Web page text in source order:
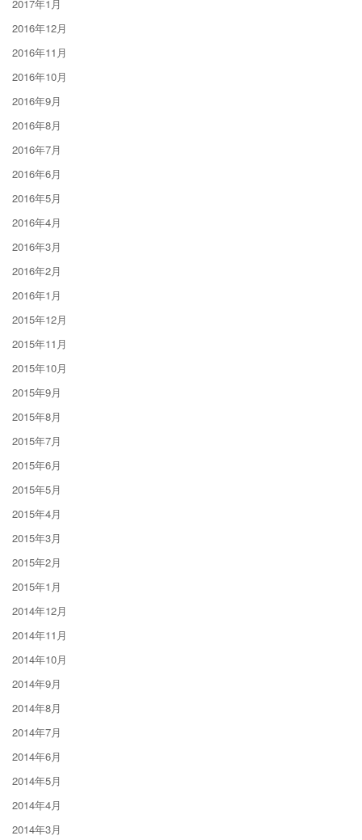
2017年1月
2016年12月
2016年11月
2016年10月
2016年9月
2016年8月
2016年7月
2016年6月
2016年5月
2016年4月
2016年3月
2016年2月
2016年1月
2015年12月
2015年11月
2015年10月
2015年9月
2015年8月
2015年7月
2015年6月
2015年5月
2015年4月
2015年3月
2015年2月
2015年1月
2014年12月
2014年11月
2014年10月
2014年9月
2014年8月
2014年7月
2014年6月
2014年5月
2014年4月
2014年3月